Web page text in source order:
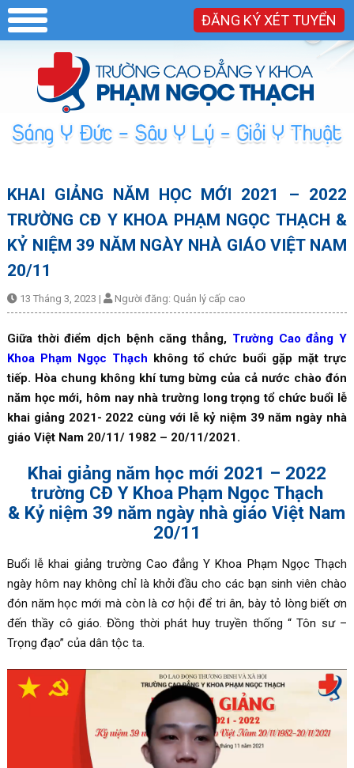
ĐĂNG KÝ XÉT TUYỂN
KHAI GIẢNG NĂM HỌC MỚI 2021 – 2022
TRƯỜNG CĐ Y KHOA PHẠM NGỌC THẠCH &
KỶ NIỆM 39 NĂM NGÀY NHÀ GIÁO VIỆT NAM
20/11
13 Tháng 3, 2023 | Người đăng: Quản lý cấp cao
Giữa thời điểm dịch bệnh căng thẳng, Trường Cao đẳng Y
Khoa Phạm Ngọc Thạch không tổ chức buổi gặp mặt trực
tiếp. Hòa chung không khí tưng bừng của cả nước chào đón
năm học mới, hôm nay nhà trường long trọng tổ chức buổi lễ
khai giảng 2021- 2022 cùng với lễ kỷ niệm 39 năm ngày nhà
giáo Việt Nam 20/11/ 1982 – 20/11/2021.
Khai giảng năm học mới 2021 – 2022
trường CĐ Y Khoa Phạm Ngọc Thạch
& Kỷ niệm 39 năm ngày nhà giáo Việt Nam
20/11
Buổi lễ khai giảng trường Cao đẳng Y Khoa Phạm Ngọc Thạch
ngày hôm nay không chỉ là khởi đầu cho các bạn sinh viên chào
đón năm học mới mà còn là cơ hội để tri ân, bày tỏ lòng biết ơn
đến thầy cô giáo. Đồng thời phát huy truyền thống “ Tôn sư –
Trọng đạo” của dân tộc ta.